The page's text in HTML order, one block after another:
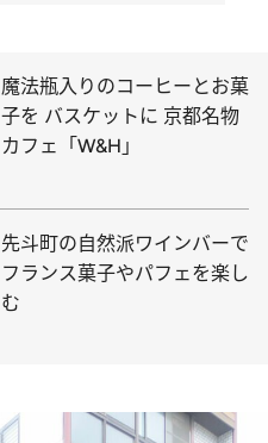
魔法瓶入りのコーヒーとお菓
子を バスケットに 京都名物
カフェ「W&H」
先斗町の自然派ワインバーで
フランス菓子やパフェを楽し
む